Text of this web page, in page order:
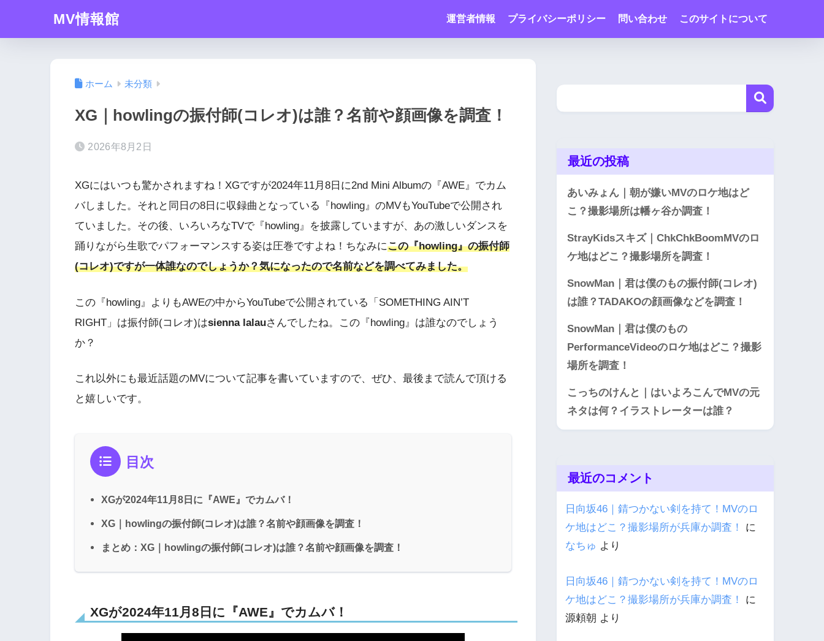
MV情報館 運営者情報 プライバシーポリシー 問い合わせ このサイトについて
ホーム 未分類
XG｜howlingの振付師(コレオ)は誰？名前や顔画像を調査！
2026年8月2日
XGにはいつも驚かされますね！XGですが2024年11月8日に2nd Mini Albumの『AWE』でカム
バしました。それと同日の8日に収録曲となっている『howling』のMVもYouTubeで公開され
ていました。その後、いろいろなTVで『howling』を披露していますが、あの激しいダンスを
踊りながら生歌でパフォーマンスする姿は圧巻ですよね！ちなみにこの『howling』の振付師
(コレオ)ですが一体誰なのでしょうか？気になったので名前などを調べてみました。
この『howling』よりもAWEの中からYouTubeで公開されている「SOMETHING AIN’T
RIGHT」は振付師(コレオ)はsienna lalauさんでしたね。この『howling』は誰なのでしょう
か？
これ以外にも最近話題のMVについて記事を書いていますので、ぜひ、最後まで読んで頂ける
と嬉しいです。
目次
XGが2024年11月8日に『AWE』でカムバ！
XG｜howlingの振付師(コレオ)は誰？名前や顔画像を調査！
まとめ：XG｜howlingの振付師(コレオ)は誰？名前や顔画像を調査！
XGが2024年11月8日に『AWE』でカムバ！
最近の投稿
あいみょん｜朝が嫌いMVのロケ地はど
こ？撮影場所は幡ヶ谷か調査！
StrayKidsスキズ｜ChkChkBoomMVのロ
ケ地はどこ？撮影場所を調査！
SnowMan｜君は僕のもの振付師(コレオ)
は誰？TADAKOの顔画像などを調査！
SnowMan｜君は僕のもの
PerformanceVideoのロケ地はどこ？撮影
場所を調査！
こっちのけんと｜はいよろこんでMVの元
ネタは何？イラストレーターは誰？
最近のコメント
日向坂46｜錆つかない剣を持て！MVのロ
ケ地はどこ？撮影場所が兵庫か調査！
に
なちゅ より
日向坂46｜錆つかない剣を持て！MVのロ
ケ地はどこ？撮影場所が兵庫か調査！
に
源頼朝 より